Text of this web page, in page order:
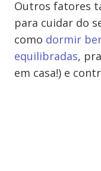
Outros fatores
para cuidar do
como dormir
equilibradas,
em casa!) e